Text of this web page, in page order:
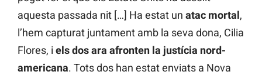
aquesta passada nit […] Ha estat un atac mortal,
l’hem capturat juntament amb la seva dona, Cilia
Flores, i els dos ara afronten la justícia nord-
americana. Tots dos han estat enviats a Nova